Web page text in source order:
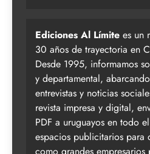
Ediciones Al Límite es un
30 años de trayectoria en
Desde 1995, informamos
y departamental,
entrevistas y noticias
revista impresa y digital,
PDF a uruguayos en todo
espacios publicitarios para
como grandes